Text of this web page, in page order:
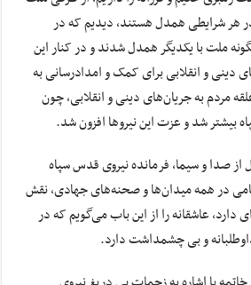
هر شرایطی همدل هستند، دیدیم که در
ملت با یکدیگر همدل شدند و در کنار این
دینی و انقلابی برای کمک و امدادرسانی به
مردم به جریان‌های دینی و انقلابی، چون
بیشتر شد و عزت این نیروها افزون شد.
از صدا و سیما، فرمانده نیروی قدس سپاه
در همه میدان‌ها و صحنه‌های جهادی، نقش
دارد، عاشقانه را از این باب می‌گویم که در
و بی چشمداشت دارد.